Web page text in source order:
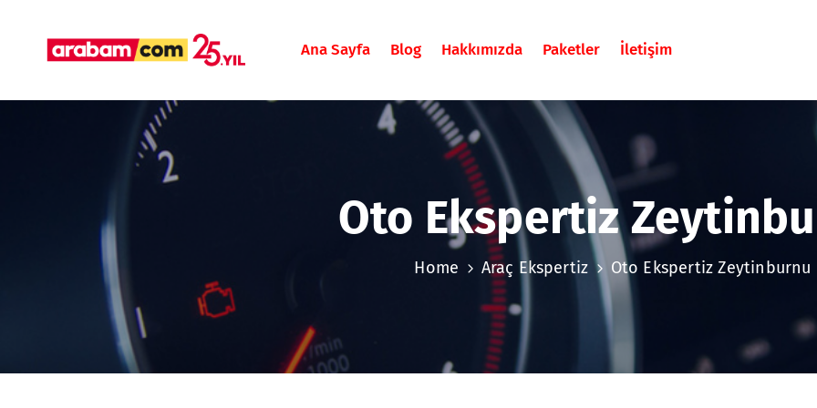
Ana Sayfa Blog Hakkımızda Paketler İletişim
Oto Ekspertiz
Home Araç Ekspertiz Oto Ekspertiz Zeytinburnu